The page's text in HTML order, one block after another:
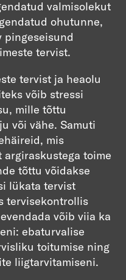
valmisolekut
ohutunne,
pingeseisund
tervist.
tervist ja heaolu
võib stressi
mille tõttu
või vähe. Samuti
mis
argiraskustega toime
tõttu võidakse
lükata tervist
tervisekontrollis
võib viia ka
ebaturvalise
toitumise ning
liigtarvitamiseni.